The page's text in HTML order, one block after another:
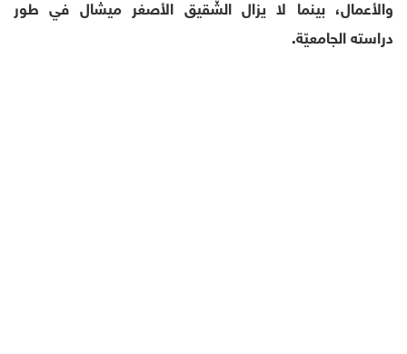
والأعمال، بينما لا يزال الشّقيق الأصغر ميشال في طور
دراسته الجامعيّة.